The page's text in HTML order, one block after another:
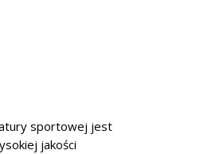
sportowej jest
jakości